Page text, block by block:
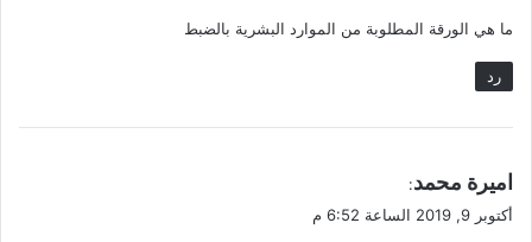
ل
ما هي الورقة المطلوبة من الموارد البشرية بالضبط
رد
ي
ق
اميرة محمد:
أكتوبر 9, 2019 الساعة 6:52 م